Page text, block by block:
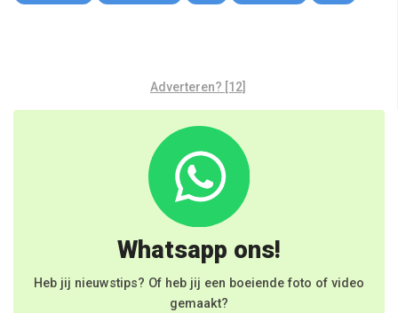
Adverteren? [12]
Whatsapp ons!
Heb jij nieuwstips? Of heb jij een boeiende foto of video
gemaakt?